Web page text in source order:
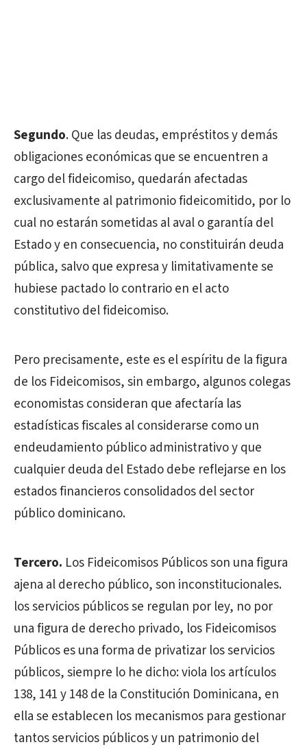
Segundo. Que las deudas, empréstitos y demás
obligaciones económicas que se encuentren a
cargo del fideicomiso, quedarán afectadas
exclusivamente al patrimonio fideicomitido, por lo
cual no estarán sometidas al aval o garantía del
Estado y en consecuencia, no constituirán deuda
pública, salvo que expresa y limitativamente se
hubiese pactado lo contrario en el acto
constitutivo del fideicomiso.
Pero precisamente, este es el espíritu de la figura
de los Fideicomisos, sin embargo, algunos colegas
economistas consideran que afectaría las
estadísticas fiscales al considerarse como un
endeudamiento público administrativo y que
cualquier deuda del Estado debe reflejarse en los
estados financieros consolidados del sector
público dominicano.
Tercero. Los Fideicomisos Públicos son una figura
ajena al derecho público, son inconstitucionales.
los servicios públicos se regulan por ley, no por
una figura de derecho privado, los Fideicomisos
Públicos es una forma de privatizar los servicios
públicos, siempre lo he dicho: viola los artículos
138, 141 y 148 de la Constitución Dominicana, en
ella se establecen los mecanismos para gestionar
tantos servicios públicos y un patrimonio del